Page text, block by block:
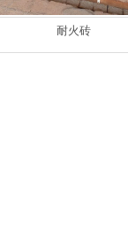
耐火砖